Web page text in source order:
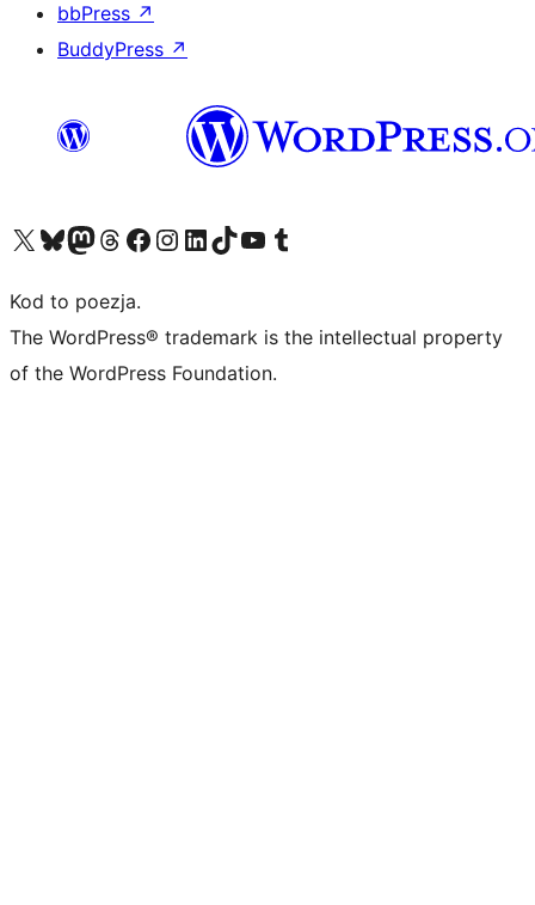
bbPress ↗
BuddyPress ↗
Odwiedź nasze konto X (dawniej Twitter)
Odwiedź nasze konto Bluesky
Odwiedź nasze konto na Mastodoncie
Odwiedź naszego Threadsa
Odwiedź naszego Facebooka
Odwiedź nasze konto na Instagramie
Odwiedź nasze konto na LinkedIn
Odwiedź naszego TikToka
Odwiedź nasz kanał YouTube
Odwiedź naszego Tumblra
Kod to poezja.
The WordPress® trademark is the intellectual property
of the WordPress Foundation.